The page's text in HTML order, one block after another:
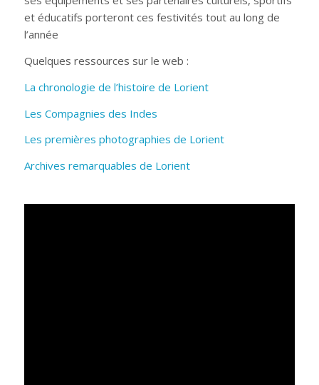
et éducatifs porteront ces festivités tout au long de
l’année
Quelques ressources sur le web :
La chronologie de l’histoire de Lorient
Les Compagnies des Indes
Les premières photographies de Lorient
Archives remarquables de Lorient